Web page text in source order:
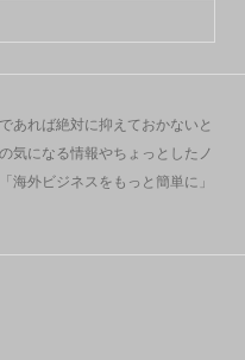
あれば絶対に抑えておかないと
気になる情報やちょっとしたノ
海外ビジネスをもっと簡単に」